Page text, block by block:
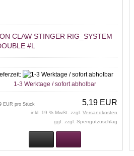
CLAW STINGER RIG_SYSTEM
#L
1-3 Werktage / sofort abholbar
5,19 EUR
EUR pro Stück
inkl. 19 % MwSt. zzgl.Versandkosten
ggf. zzgl. Sperrgutzuschlag